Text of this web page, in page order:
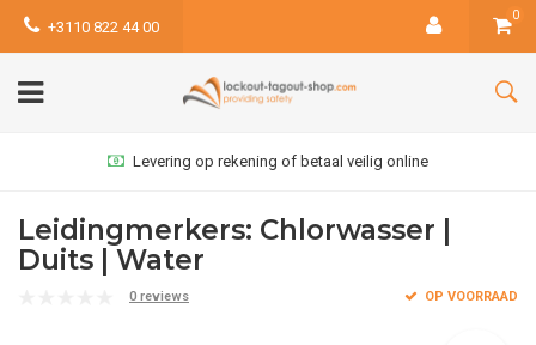
+3110 822 44 00
0
Levering op rekening of betaal veilig online
Leidingmerkers: Chlorwasser |
Duits | Water
0 reviews OP VOORRAAD